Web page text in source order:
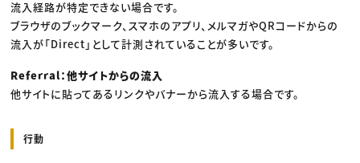
流入経路が特定できない場合です。
ブラウザのブックマーク、スマホのアプリ、メルマガやQRコードからの
流入が「Direct」として計測されていることが多いです。
Referral：他サイトからの流入
他サイトに貼ってあるリンクやバナーから流入する場合です。
行動